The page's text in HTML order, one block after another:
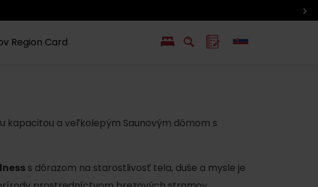
Liptov
Liptova
Region Card
kapacitou a veľkolepým Saunovým dómom s
s dôrazom na starostlivosť tela, duše a mysle je